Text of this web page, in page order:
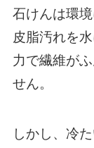
石けんは環
皮脂汚れを
力で繊維が
せん。
しかし、冷